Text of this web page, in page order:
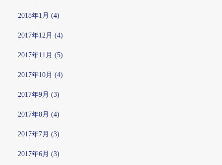
2018年1月 (4)
2017年12月 (4)
2017年11月 (5)
2017年10月 (4)
2017年9月 (3)
2017年8月 (4)
2017年7月 (3)
2017年6月 (3)